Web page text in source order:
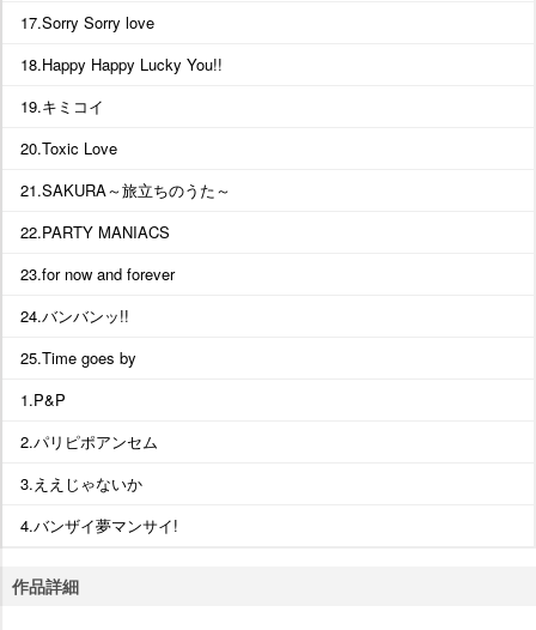
17.Sorry Sorry love
18.Happy Happy Lucky You!!
19.キミコイ
20.Toxic Love
21.SAKURA～旅立ちのうた～
22.PARTY MANIACS
23.for now and forever
24.バンバンッ!!
25.Time goes by
1.P&P
2.パリピポアンセム
3.ええじゃないか
4.バンザイ夢マンサイ!
作品詳細